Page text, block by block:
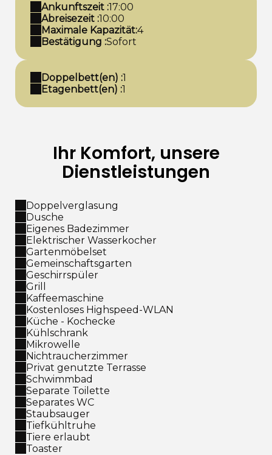
Ankunftszeit :17:00
Abreisezeit :10:00
Maximale Kapazität:4
Bestätigung :Sofort
Doppelbett(en) :1
Etagenbett(en) :1
Ihr Komfort, unsere
Dienstleistungen
Doppelverglasung
Dusche
Eigenes Badezimmer
Elektrischer Wasserkocher
Gartenmöbelset
Gemeinschaftsgarten
Geschirrspüler
Grill
Kaffeemaschine
Kostenloses Highspeed-WLAN
Küche - Kochecke
Kühlschrank
Mikrowelle
Nichtraucherzimmer
Privat genutzte Terrasse
Schwimmbad
Separate Toilette
Separates WC
Staubsauger
Tiefkühltruhe
Tiere erlaubt
Toaster